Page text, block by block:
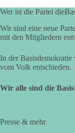
Wer ist die Partei
Wir sind eine neue
mit den Mitgliedern
In der
vom Volk entschieden.
Wir alle sind die
Presse & mehr